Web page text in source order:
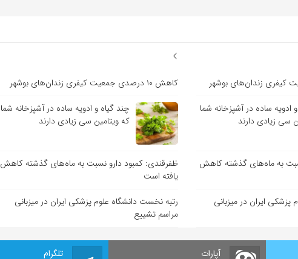
ادویه ساده در آشپزخانه شما
سی زیادی دارند
به ماه‌های گذشته کاهش
ایران در میزبانی
کاهش ۱۰ درصدی جمعیت کیفری زندان‌های بوشهر
چند گیاه و ادویه ساده در آشپزخانه شما
که ویتامین سی زیادی دارند
ظفرقندی: کمبود دارو نسبت به ماه‌های گذشته کاهش
یافته است
رتبه نخست دانشگاه علوم پزشکی ایران در میزبانی
مراسم تشییع
تلگرام آپارات